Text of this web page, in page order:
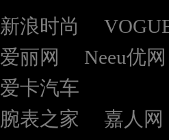
新浪时尚
爱丽网
Neeu优网
爱卡汽车
腕表之家
嘉人网